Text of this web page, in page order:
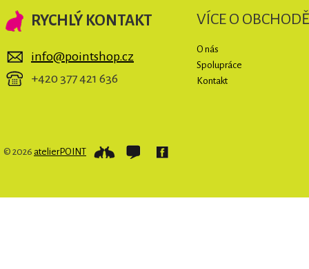
RYCHLÝ KONTAKT
info@pointshop.cz
+420 377 421 636
VÍCE O OBCHODĚ
O nás
Spolupráce
Kontakt
© 2026 atelierPOINT